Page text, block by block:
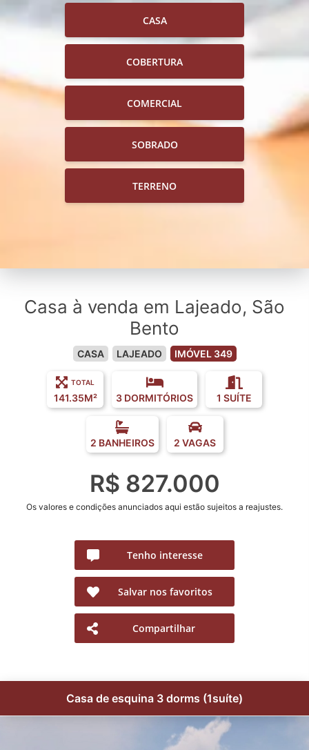
CASA
COBERTURA
COMERCIAL
SOBRADO
TERRENO
Casa à venda em Lajeado, São
Bento
CASA LAJEADO IMÓVEL 349
TOTAL
141.35M² 3 DORMITÓRIOS 1 SUÍTE
2 BANHEIROS 2 VAGAS
R$ 827.000
Os valores e condições anunciados aqui estão sujeitos a reajustes.
Tenho interesse
Salvar nos favoritos
Compartilhar
Casa de esquina 3 dorms (1suíte)